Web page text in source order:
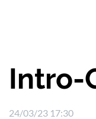
Intro-
24/03/23 17:30